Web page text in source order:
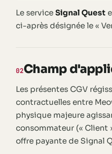
Le service Signal Quest
ci-après désignée le «
02Champ
Les présentes CGV
contractuelles entre
physique majeure
consommateur (« Client
offre payante de Signal